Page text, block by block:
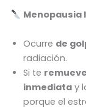
Menopausia
Ocurre de
radiación.
Si te
inmediatay
porque el